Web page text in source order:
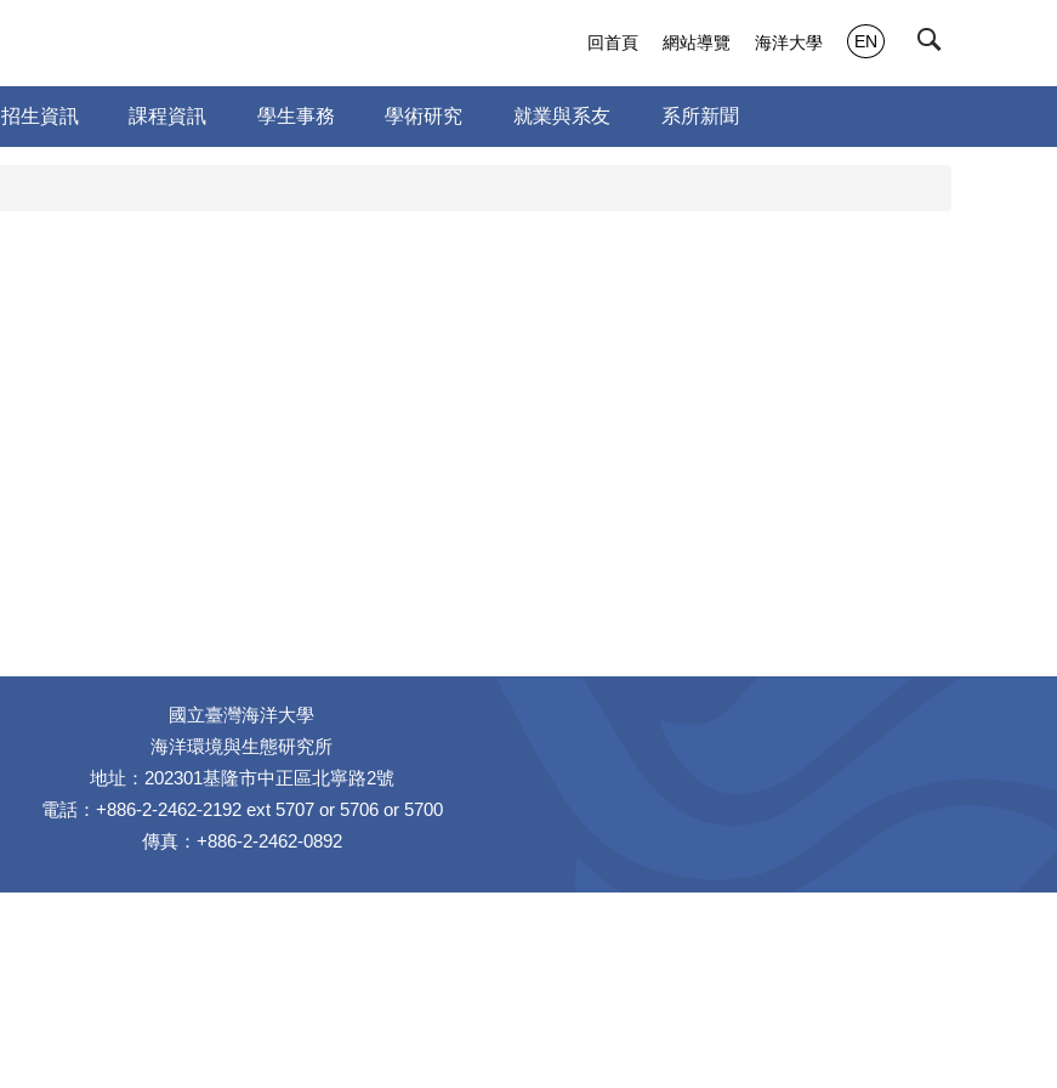
招生資訊 課程資訊 學生事務 學術研究 就業與系友 系所新聞
回首頁 網站導覽 海洋大學 EN
國立臺灣海洋大學
海洋環境與生態研究所
地址：202301基隆市中正區北寧路2號
電話：+886-2-2462-2192 ext 5707 or 5706 or 5700
傳真：+886-2-2462-0892